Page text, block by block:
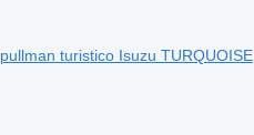
pullman turistico Isuzu TURQUOISE